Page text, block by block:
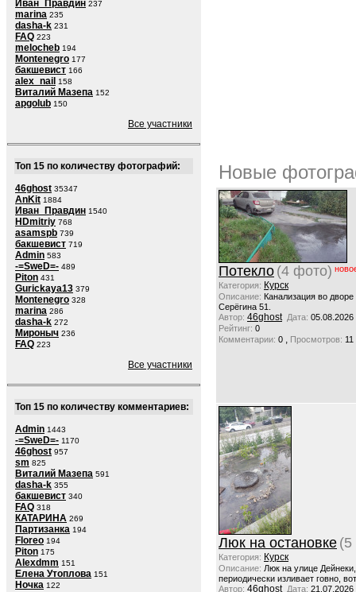
Иван_Правдин 237
marina 235
dasha-k 231
FAQ 223
melocheb 194
Montenegro 177
бакшевист 166
alex_nail 158
Виталий Мазепа 152
apgolub 150
Все участники
Топ 15 по количеству фотографий:
46ghost 35347
AnKit 1884
Иван_Правдин 1540
HDmitriy 768
asamspb 739
бакшевист 719
Admin 583
-=SweD=- 489
Piton 431
Gurickaya13 379
Montenegro 328
marina 286
dasha-k 272
Мироныч 236
FAQ 223
Все участники
Топ 15 по количеству комментариев:
Admin 1443
-=SweD=- 1170
46ghost 957
sm 825
Виталий Мазепа 591
dasha-k 355
бакшевист 340
FAQ 318
КАТАРИНА 269
Партизанка 194
Floreo 194
Piton 175
Alexdmm 151
Елена Утоплова 151
Ночка 122
Новые
Потекло (4 фото)
Категория: Курск
Описание: Канализация во
Серёгина 51.
Автор: 46ghost Дата: 05.08.2026
Рейтинг: 0
Комментарии: 0 , Просмотров: 11
Люк на остановке (5
Категория: Курск
Описание: Люк на улице
периодически изливает говно,
Автор: 46ghost Дата: 21.07.2026